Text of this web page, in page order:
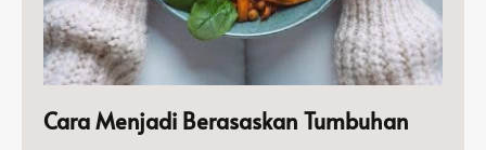
Cara Menjadi Berasaskan Tumbuhan